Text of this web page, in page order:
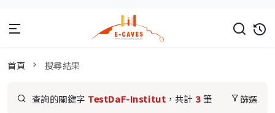
首頁 搜尋結果
查詢的關鍵字 TestDaF-Institut ，共計 3 筆 篩選